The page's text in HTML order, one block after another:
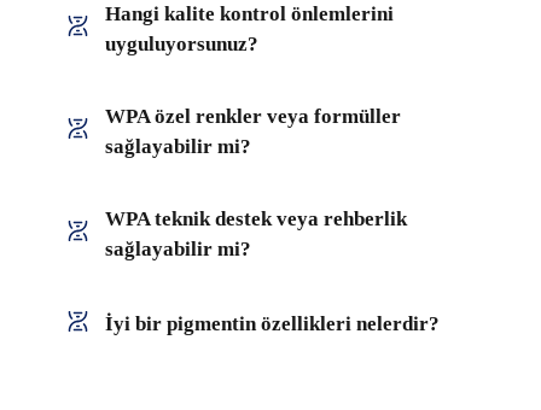
Hangi kalite kontrol önlemlerini
uyguluyorsunuz?
WPA özel renkler veya formüller
sağlayabilir mi?
WPA teknik destek veya rehberlik
sağlayabilir mi?
İyi bir pigmentin özellikleri nelerdir?